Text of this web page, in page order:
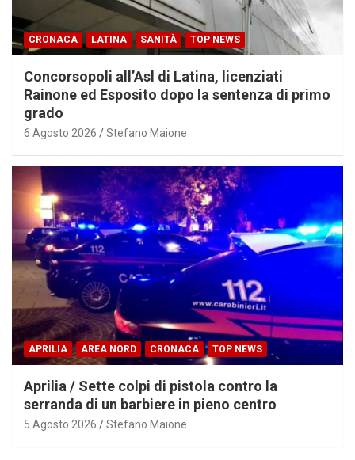
CRONACA LATINA SANITÀ TOP NEWS
Concorsopoli all’Asl di Latina, licenziati
Rainone ed Esposito dopo la sentenza di primo
grado
6 Agosto 2026 Stefano Maione
APRILIA AREA NORD CRONACA TOP NEWS
Aprilia / Sette colpi di pistola contro la
serranda di un barbiere in pieno centro
5 Agosto 2026 Stefano Maione